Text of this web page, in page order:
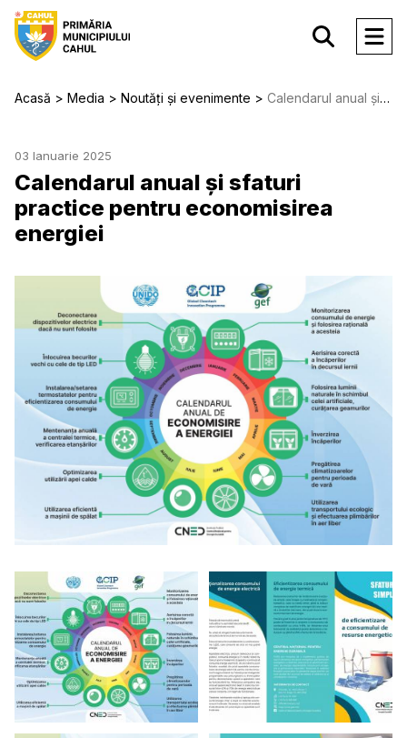
Acasă Media Noutăți și evenimente Calendarul anual și sfaturi practice pentru economisirea energiei
03 Ianuarie 2025
Calendarul anual și sfaturi
practice pentru economisirea
energiei